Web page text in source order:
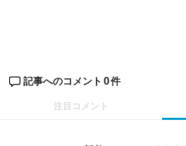
記事へのコメント 0件
注目コメント